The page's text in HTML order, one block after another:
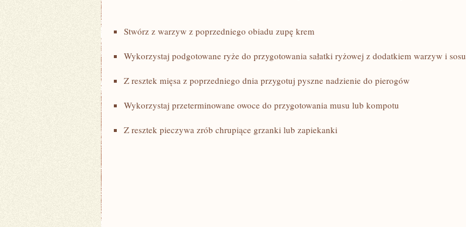
Stwórz z warzyw z poprzedniego⁢ obiadu zupę krem
Wykorzystaj podgotowane ryże do przygotowania sałatki ryżowej z dodatkiem warzyw i sosu
Z resztek mięsa ⁢z poprzedniego dnia przygotuj pyszne nadzienie do‌ pierogów
Wykorzystaj przeterminowane owoce do przygotowania musu lub kompotu
Z resztek pieczywa zrób chrupiące grzanki lub zapiekanki